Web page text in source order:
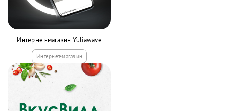
Интернет-магазин Yuliawave
Интернет-магазин